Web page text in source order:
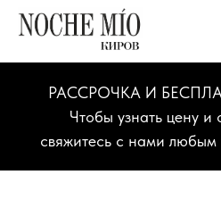
РАССРОЧКА И
Чтобы узнать цену и
свяжитесь с нами